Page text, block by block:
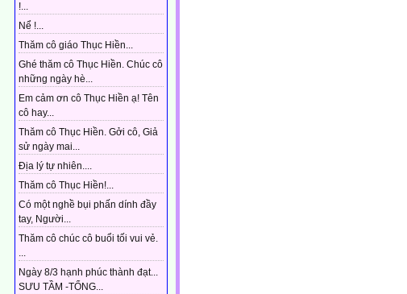
!...
Nể !...
Thăm cô giáo Thục Hiền...
Ghé thăm cô Thục Hiền. Chúc cô
những ngày hè...
Em cảm ơn cô Thục Hiền ạ! Tên
cô hay...
Thăm cô Thục Hiền. Gởi cô, Giả
sử ngày mai...
Địa lý tự nhiên....
Thăm cô Thục Hiền!...
Có một nghề bụi phấn dính đầy
tay, Người...
Thăm cô chúc cô buổi tối vui vẻ.
...
Ngày 8/3 hạnh phúc thành đạt...
SƯU TẦM -TỔNG...